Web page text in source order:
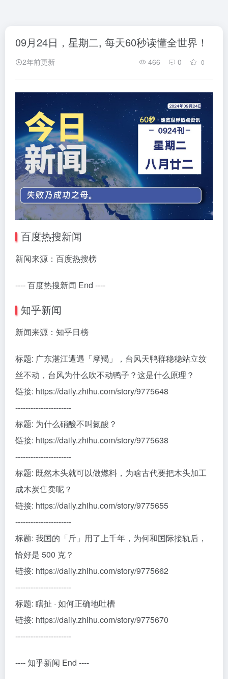
09月24日，星期二, 每天60秒读懂全世界！
2年前更新 466 0 0
百度热搜新闻
新闻来源：百度热搜榜
---- 百度热搜新闻 End ----
知乎新闻
新闻来源：知乎日榜
标题: 广东湛江遭遇「摩羯」，台风天鸭群稳稳站立纹
丝不动，台风为什么吹不动鸭子？这是什么原理？
链接: https://daily.zhihu.com/story/9775648
----------------------
标题: 为什么硝酸不叫氮酸？
链接: https://daily.zhihu.com/story/9775638
----------------------
标题: 既然木头就可以做燃料，为啥古代要把木头加工
成木炭售卖呢？
链接: https://daily.zhihu.com/story/9775655
----------------------
标题: 我国的「斤」用了上千年，为何和国际接轨后，
恰好是 500 克？
链接: https://daily.zhihu.com/story/9775662
----------------------
标题: 瞎扯 · 如何正确地吐槽
链接: https://daily.zhihu.com/story/9775670
----------------------
---- 知乎新闻 End ----